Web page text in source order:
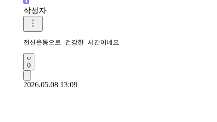
작성자
전신운동으로 건강한 시간이네요
0
2026.05.08 13:09